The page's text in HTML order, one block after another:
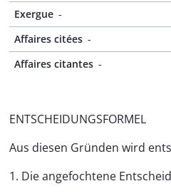
Exergue -
Affaires citées -
Affaires citantes -
ENTSCHEIDUNGSFORMEL
Aus diesen Gründen wird
1. Die angefochtene